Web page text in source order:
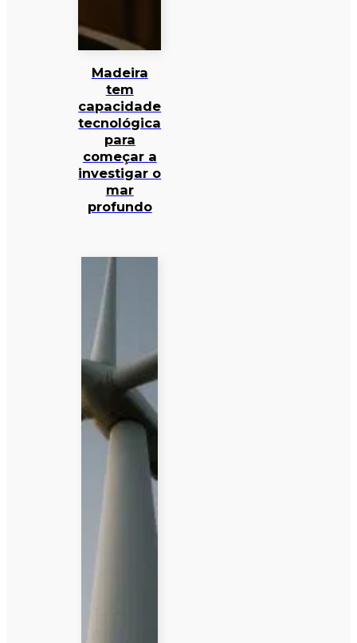
Madeira
tem
capacidade
tecnológica
para
começar a
investigar o
mar
profundo